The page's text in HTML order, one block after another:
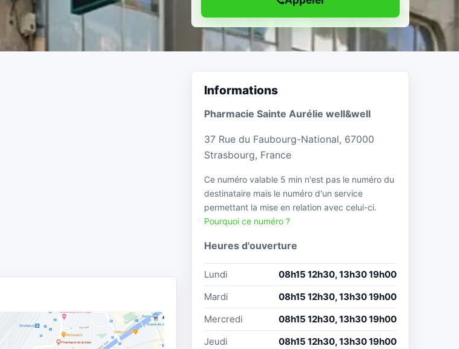
Informations
Pharmacie Sainte Aurélie well&well
37 Rue du Faubourg-National, 67000
Strasbourg, France
Ce numéro valable 5 min n'est pas le numéro du
destinataire mais le numéro d'un service
permettant la mise en relation avec celui-ci.
Pourquoi ce numéro ?
Heures d'ouverture
Lundi
08h15 12h30, 13h30 19h00
Mardi
08h15 12h30, 13h30 19h00
Mercredi
08h15 12h30, 13h30 19h00
Jeudi
08h15 12h30, 13h30 19h00